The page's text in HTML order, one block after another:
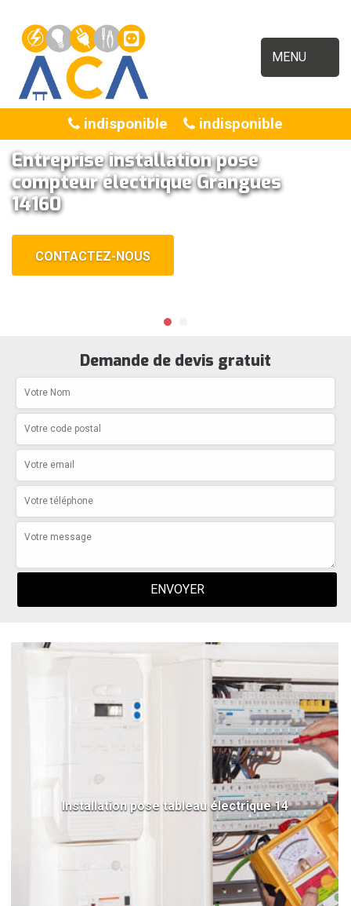
MENU
indisponible indisponible
Entreprise installation pose
compteur électrique Grangues
14160
CONTACTEZ-NOUS
Demande de devis gratuit
Installation pose tableau électrique 14